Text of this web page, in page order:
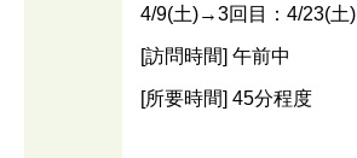
4/9(土)→3回目：4/23(土)
[訪問時間] 午前中
[所要時間] 45分程度